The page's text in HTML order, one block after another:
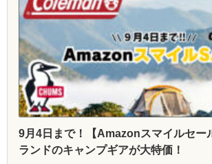
9月4日まで！【Amazonスマイルセー
ランドのキャンプギアが大特価！